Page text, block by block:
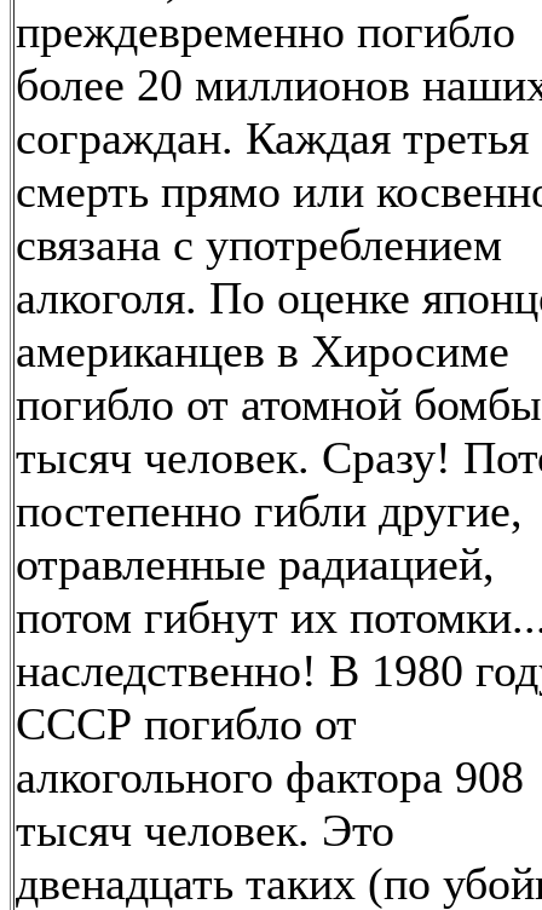
преждевременно погибло
более 20 миллионов
сограждан. Каждая третья
смерть прямо или
связана с употреблением
алкоголя. По оценке
американцев в Хиросиме
погибло от атомной
тысяч человек. Сразу!
постепенно гибли другие,
отравленные радиацией,
потом гибнут их
наследственно! В 1980
СССР погибло от
алкогольного фактора 908
тысяч человек. Это
двенадцать таких (по